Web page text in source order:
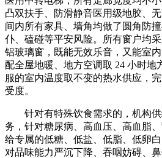
凸双扶手、防滑静音医用级地胶、
间内所有家具、墙角均做了圆角防
仆、磕碰等平安风险。所有窗户均
铝玻璃窗，既能无效乐音，又能室
配全屋地暖、地方空调取 24 小时地
服的室内温度取不变的热水供应，
受度。
针对有特殊饮食需求的，机构供
务，针对糖尿病、高血压、高血脂
给专属的低糖、低盐、低脂、低卵
对品味能力严沉下降、吞咽妨碍、